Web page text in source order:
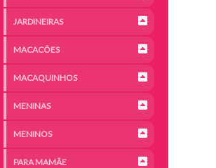
JARDINEIRAS
MACACÕES
MACAQUINHOS
MENINAS
MENINOS
PARA MAMÃE